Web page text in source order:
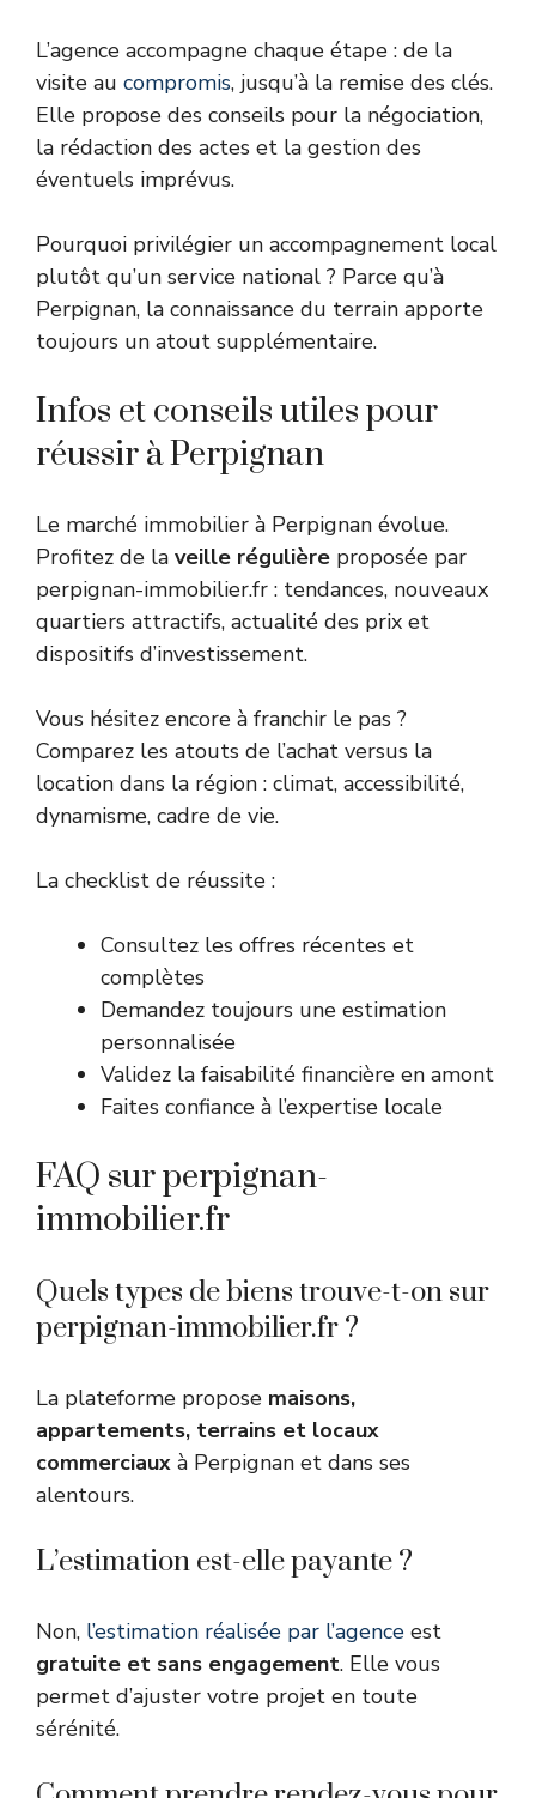
L’agence accompagne chaque étape : de la
visite au compromis, jusqu’à la remise des clés.
Elle propose des conseils pour la négociation,
la rédaction des actes et la gestion des
éventuels imprévus.
Pourquoi privilégier un accompagnement local
plutôt qu’un service national ? Parce qu’à
Perpignan, la connaissance du terrain apporte
toujours un atout supplémentaire.
Infos et conseils utiles pour
réussir à Perpignan
Le marché immobilier à Perpignan évolue.
Profitez de la veille régulière proposée par
perpignan-immobilier.fr : tendances, nouveaux
quartiers attractifs, actualité des prix et
dispositifs d’investissement.
Vous hésitez encore à franchir le pas ?
Comparez les atouts de l’achat versus la
location dans la région : climat, accessibilité,
dynamisme, cadre de vie.
La checklist de réussite :
Consultez les offres récentes et
complètes
Demandez toujours une estimation
personnalisée
Validez la faisabilité financière en amont
Faites confiance à l’expertise locale
FAQ sur perpignan-
immobilier.fr
Quels types de biens trouve-t-on sur
perpignan-immobilier.fr ?
La plateforme propose maisons,
appartements, terrains et locaux
commerciaux à Perpignan et dans ses
alentours.
L’estimation est-elle payante ?
Non, l’estimation réalisée par l’agence est
gratuite et sans engagement. Elle vous
permet d’ajuster votre projet en toute
sérénité.